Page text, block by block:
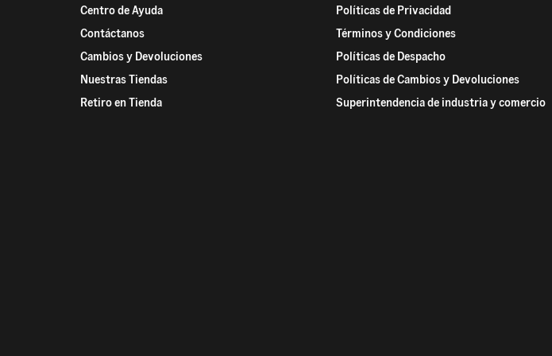
Centro de Ayuda
Contáctanos
Cambios y Devoluciones
Nuestras Tiendas
Retiro en Tienda
Políticas de Privacidad
Términos y Condiciones
Políticas de Despacho
Políticas de Cambios y Devoluciones
Superintendencia de industria y comercio